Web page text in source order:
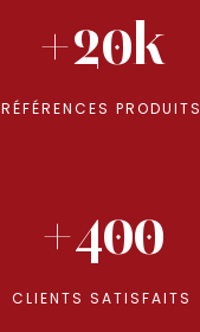
+20k
RÉFÉRENCES PRODUITS
+400
CLIENTS SATISFAITS